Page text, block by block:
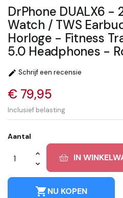
DrPhone DUALX6 -
Watch / TWS
Horloge - Fitness
5.0 Headphones -
 Schrijf een recensie
€ 79,95
Inclusief belasting
Aantal
IN
shopping_cartNU KOPEN